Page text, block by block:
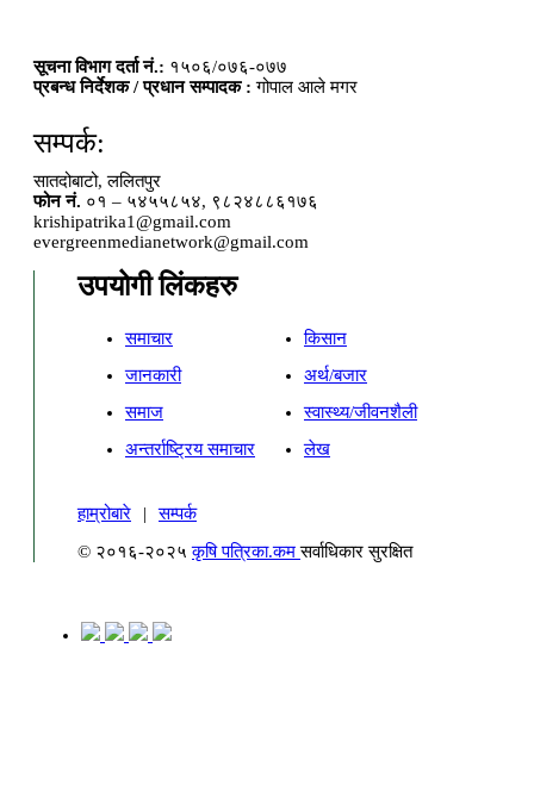
सूचना विभाग दर्ता नं.: १५०६/०७६-०७७
प्रबन्ध निर्देशक / प्रधान सम्पादक : गोपाल आले मगर
सम्पर्क:
सातदोबाटो, ललितपुर
फोन नं. ०१ – ५४५५८५४, ९८२४८८६१७६
krishipatrika1@gmail.com
evergreenmedianetwork@gmail.com
उपयोगी लिंकहरु
समाचार
किसान
जानकारी
अर्थ/बजार
समाज
स्वास्थ्य/जीवनशैली
अन्तर्राष्ट्रिय समाचार
लेख
हाम्रोबारे |
सम्पर्क
© २०१६-२०२५कृषि पत्रिका.कमसर्वाधिकार सुरक्षित